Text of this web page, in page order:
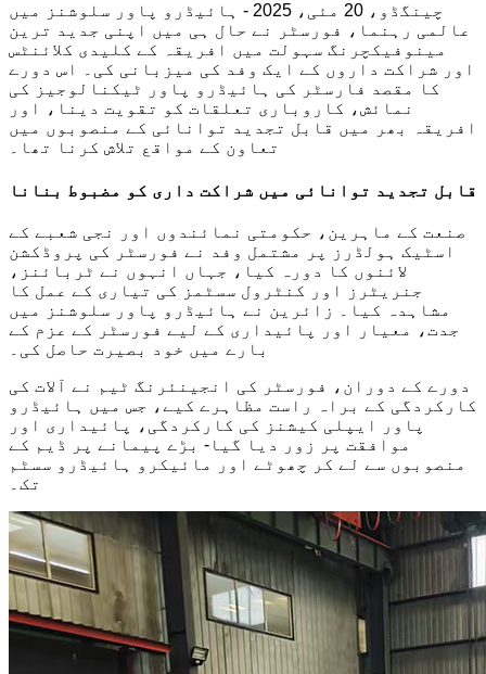
چینگڈو، 20 مئی، 2025 - ہائیڈرو پاور سلوشنز میں
عالمی رہنما، فورسٹر نے حال ہی میں اپنی جدید ترین
مینوفیکچرنگ سہولت میں افریقہ کے کلیدی کلائنٹس
اور شراکت داروں کے ایک وفد کی میزبانی کی۔ اس دورے
کا مقصد فارسٹر کی ہائیڈرو پاور ٹیکنالوجیز کی
نمائش، کاروباری تعلقات کو تقویت دینا، اور
افریقہ بھر میں قابل تجدید توانائی کے منصوبوں میں
تعاون کے مواقع تلاش کرنا تھا۔
قابل تجدید توانائی میں شراکت داری کو مضبوط بنانا
صنعت کے ماہرین، حکومتی نمائندوں اور نجی شعبے کے
اسٹیک ہولڈرز پر مشتمل وفد نے فورسٹر کی پروڈکشن
لائنوں کا دورہ کیا، جہاں انہوں نے ٹربائنز،
جنریٹرز اور کنٹرول سسٹمز کی تیاری کے عمل کا
مشاہدہ کیا۔ زائرین نے ہائیڈرو پاور سلوشنز میں
جدت، معیار اور پائیداری کے لیے فورسٹر کے عزم کے
بارے میں خود بصیرت حاصل کی۔
دورے کے دوران، فورسٹر کی انجینئرنگ ٹیم نے آلات کی
کارکردگی کے براہ راست مظاہرے کیے، جس میں ہائیڈرو
پاور ایپلی کیشنز کی کارکردگی، پائیداری اور
موافقت پر زور دیا گیا- بڑے پیمانے پر ڈیم کے
منصوبوں سے لے کر چھوٹے اور مائیکرو ہائیڈرو سسٹم
تک۔